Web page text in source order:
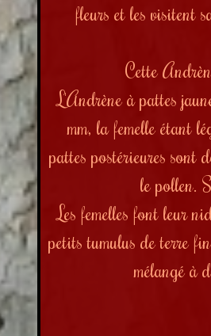
fleurs et les visitent
Cette
L'Andrène à pattes
mm, la femelle étant
pattes postérieures sont
le pollen.
Les femelles font leur
petits tumulus de terre
mélangé à